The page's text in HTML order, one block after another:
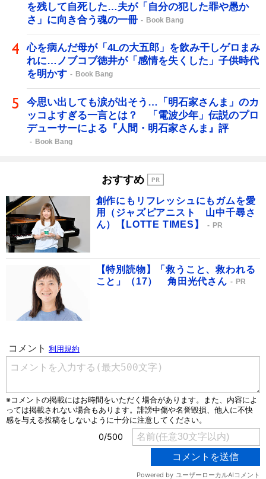
を残して自死した…夫が「自分の犯した罪や愚か
さ」に向き合う魂の一冊
Book Bang
心を病んだ母が「4Lの大五郎」を飲み干しゲロまみ
れに…ノブコブ徳井が「感情を失くした」子供時代
を明かす
Book Bang
今思い出しても涙が出そう…「明石家さんま」のカ
ッコよすぎる一言とは？ 「電波少年」伝説のプロ
デューサーによる『人間・明石家さんま』評
Book Bang
おすすめ
創作にもリフレッシュにもガムを愛
用（ジャズピアニスト 山中千尋さ
ん）【LOTTE TIMES】
PR
【特別読物】「救うこと、救われる
こと」（17） 角田光代さん
PR